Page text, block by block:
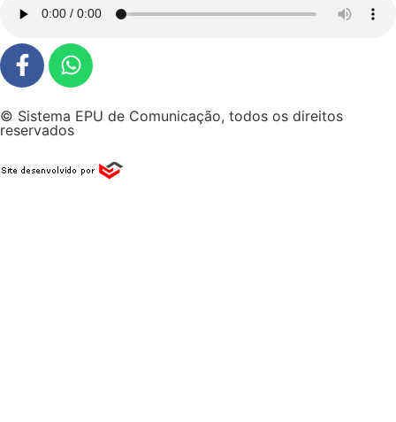
© Sistema EPU de Comunicação, todos os direitos
reservados